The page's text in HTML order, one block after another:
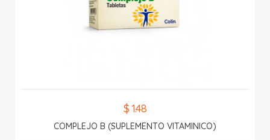
$ 1.48
COMPLEJO B (SUPLEMENTO VITAMINICO)